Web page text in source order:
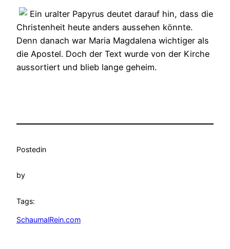
Ein uralter Papyrus deutet darauf hin, dass die
Christenheit heute anders aussehen könnte.
Denn danach war Maria Magdalena wichtiger als
die Apostel. Doch der Text wurde von der Kirche
aussortiert und blieb lange geheim.
Postedin
by
Tags:
SchaumalRein.com